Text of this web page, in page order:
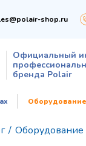
shop.ru
Официальный
бренда Polair
/ Оборудование